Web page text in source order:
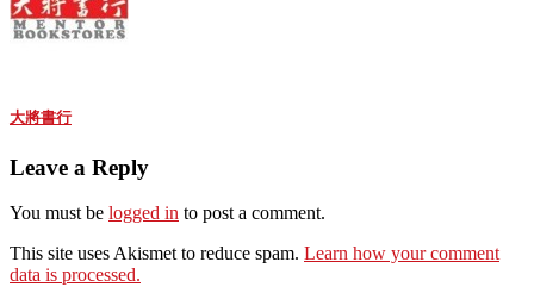
大將書行
Leave a Reply
You must be logged in to post a comment.
This site uses Akismet to reduce spam. Learn how your comment
data is processed.